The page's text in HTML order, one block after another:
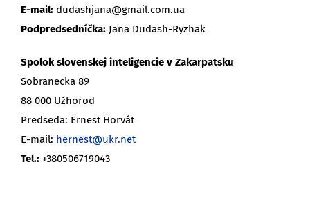
E-mail: dudashjana@gmail.com.ua
Podpredsedníčka: Jana Dudash-Ryzhak
Spolok slovenskej inteligencie v Zakarpatsku
Sobranecka 89
88 000 Užhorod
Predseda: Ernest Horvát
E-mail: hernest@ukr.net
Tel.: +380506719043